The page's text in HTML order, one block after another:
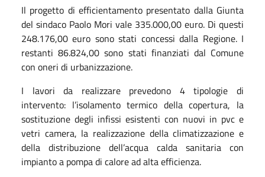
Il progetto di efficientamento presentato dalla Giunta
del sindaco Paolo Mori vale 335.000,00 euro. Di questi
248.176,00 euro sono stati concessi dalla Regione. I
restanti 86.824,00 sono stati finanziati dal Comune
con oneri di urbanizzazione.
I lavori da realizzare prevedono 4 tipologie di
intervento: l’isolamento termico della copertura, la
sostituzione degli infissi esistenti con nuovi in pvc e
vetri camera, la realizzazione della climatizzazione e
della distribuzione dell’acqua calda sanitaria con
impianto a pompa di calore ad alta efficienza.